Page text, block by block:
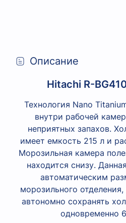
Описание
Hitachi R-
Технология Nano
внутри рабочей
неприятных запахов.
имеет емкость 215 л и
Морозильная камера
находится снизу.
автоматическим
морозильного
автономно сохранять
одновременно